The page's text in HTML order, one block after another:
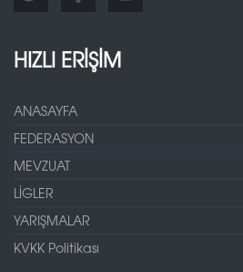
HIZLI ERİŞİM
ANASAYFA
FEDERASYON
MEVZUAT
LİGLER
YARIŞMALAR
KVKK Politikası